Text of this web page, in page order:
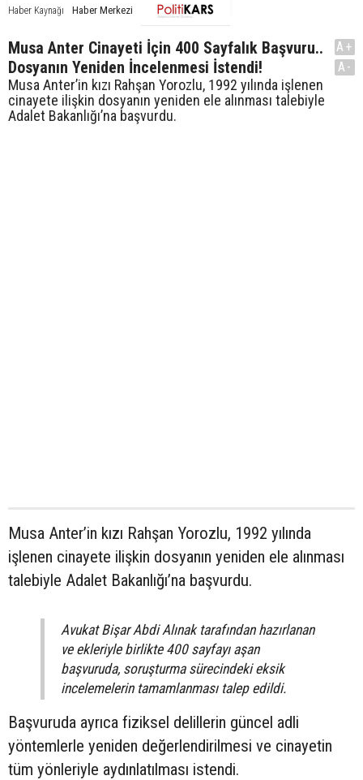
Haber Kaynağı Haber Merkezi
Musa Anter Cinayeti İçin 400 Sayfalık Başvuru..
Dosyanın Yeniden İncelenmesi İstendi!
Musa Anter’in kızı Rahşan Yorozlu, 1992 yılında işlenen
cinayete ilişkin dosyanın yeniden ele alınması talebiyle
Adalet Bakanlığı’na başvurdu.
A+
A-
Musa Anter’in kızı Rahşan Yorozlu, 1992 yılında
işlenen cinayete ilişkin dosyanın yeniden ele alınması
talebiyle Adalet Bakanlığı’na başvurdu.
Avukat Bişar Abdi Alınak tarafından hazırlanan
ve ekleriyle birlikte 400 sayfayı aşan
başvuruda, soruşturma sürecindeki eksik
incelemelerin tamamlanması talep edildi.
Başvuruda ayrıca fiziksel delillerin güncel adli
yöntemlerle yeniden değerlendirilmesi ve cinayetin
tüm yönleriyle aydınlatılması istendi.